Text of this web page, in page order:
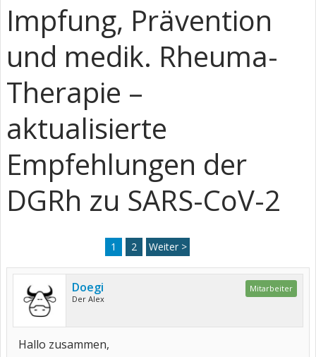
Impfung, Prävention
und medik. Rheuma-
Therapie –
aktualisierte
Empfehlungen der
DGRh zu SARS-CoV-2
1 2 Weiter >
Doegi
Der Alex
Mitarbeiter
Hallo zusammen,